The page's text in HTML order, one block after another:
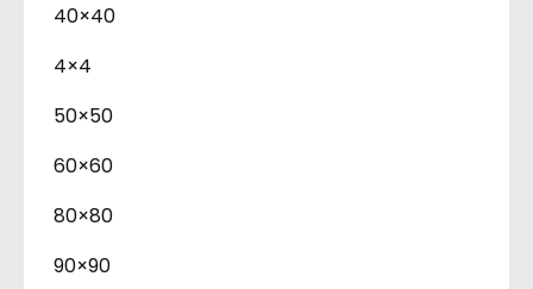
40×40
4×4
50×50
60×60
80×80
90×90